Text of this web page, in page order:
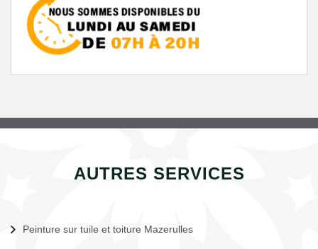
AUTRES SERVICES
Peinture sur tuile et toiture Mazerulles